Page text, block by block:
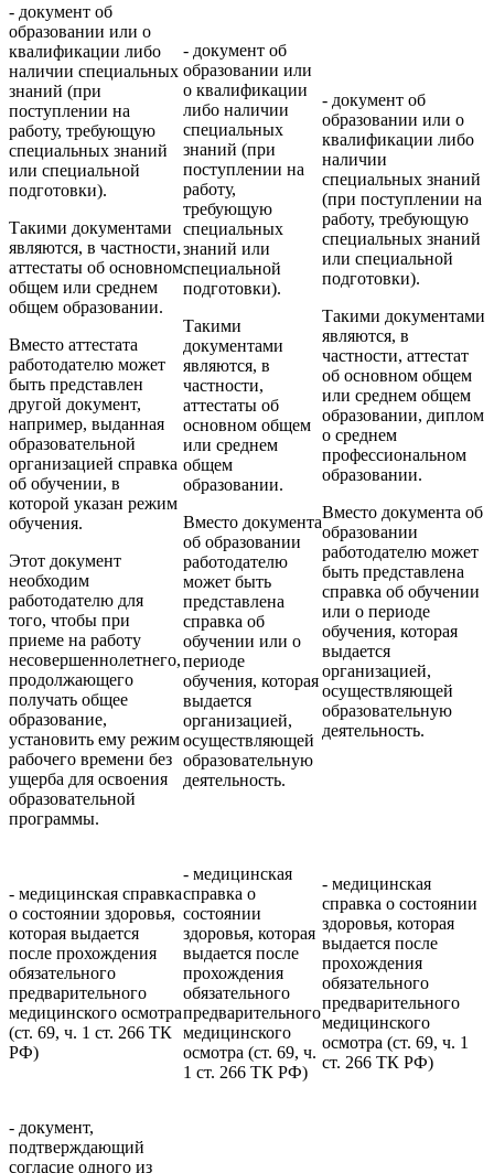
- документ об
образовании или о
квалификации либо
наличии специальных
знаний (при
поступлении на
работу, требующую
специальных знаний
или специальной
подготовки).
Такими документами
являются, в частности,
аттестаты об основном
общем или среднем
общем образовании.
Вместо аттестата
работодателю может
быть представлен
другой документ,
например, выданная
образовательной
организацией справка
об обучении, в
которой указан режим
обучения.
Этот документ
необходим
работодателю для
того, чтобы при
приеме на работу
несовершеннолетнего,
продолжающего
получать общее
образование,
установить ему режим
рабочего времени без
ущерба для освоения
образовательной
программы.
- документ об
образовании или
о квалификации
либо наличии
специальных
знаний (при
поступлении на
работу,
требующую
специальных
знаний или
специальной
подготовки).
Такими
документами
являются, в
частности,
аттестаты об
основном общем
или среднем
общем
образовании.
Вместо документа
об образовании
работодателю
может быть
представлена
справка об
обучении или о
периоде
обучения, которая
выдается
организацией,
осуществляющей
образовательную
деятельность.
- документ об
образовании или о
квалификации либо
наличии
специальных знаний
(при поступлении на
работу, требующую
специальных знаний
или специальной
подготовки).
Такими документами
являются, в
частности, аттестат
об основном общем
или среднем общем
образовании, диплом
о среднем
профессиональном
образовании.
Вместо документа об
образовании
работодателю может
быть представлена
справка об обучении
или о периоде
обучения, которая
выдается
организацией,
осуществляющей
образовательную
деятельность.
- медицинская справка
о состоянии здоровья,
которая выдается
после прохождения
обязательного
предварительного
медицинского осмотра
(ст. 69, ч. 1 ст. 266 ТК
РФ)
- медицинская
справка о
состоянии
здоровья, которая
выдается после
прохождения
обязательного
предварительного
медицинского
осмотра (ст. 69, ч.
1 ст. 266 ТК РФ)
- медицинская
справка о состоянии
здоровья, которая
выдается после
прохождения
обязательного
предварительного
медицинского
осмотра (ст. 69, ч. 1
ст. 266 ТК РФ)
- документ,
подтверждающий
согласие одного из